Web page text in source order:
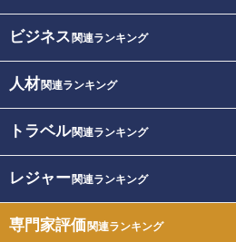
ビジネス 関連ランキング
人材関連ランキング
トラベル関連ランキング
レジャー関連ランキング
専門家評価関連ランキング